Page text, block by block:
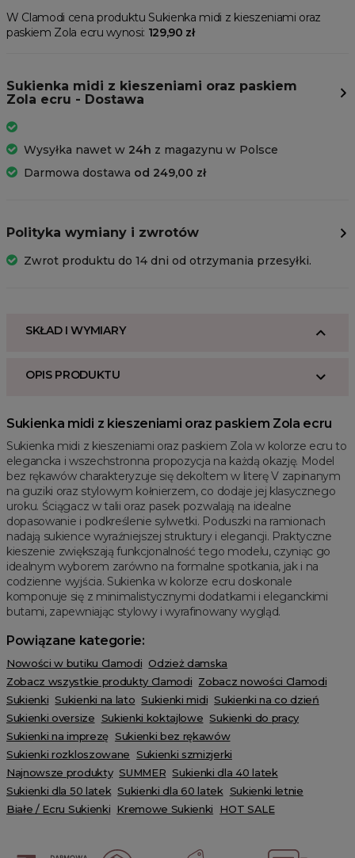
W Clamodi cena produktu Sukienka midi z kieszeniami oraz
paskiem Zola ecru wynosi: 129,90 zł
Sukienka midi z kieszeniami oraz paskiem
Zola ecru - Dostawa
Wysyłka nawet w 24h z magazynu w Polsce
Darmowa dostawa od 249,00 zł
Polityka wymiany i zwrotów
Zwrot produktu do 14 dni od otrzymania przesyłki.
SKŁAD I WYMIARY
OPIS PRODUKTU
Sukienka midi z kieszeniami oraz paskiem Zola ecru
Sukienka midi z kieszeniami oraz paskiem Zola w kolorze ecru to
elegancka i wszechstronna propozycja na każdą okazję. Model
bez rękawów charakteryzuje się dekoltem w literę V zapinanym
na guziki oraz stylowym kołnierzem, co dodaje jej klasycznego
uroku. Ściągacz w talii oraz pasek pozwalają na idealne
dopasowanie i podkreślenie sylwetki. Poduszki na ramionach
nadają sukience wyraźniejszej struktury i elegancji. Praktyczne
kieszenie zwiększają funkcjonalność tego modelu, czyniąc go
idealnym wyborem zarówno na formalne spotkania, jak i na
codzienne wyjścia. Sukienka w kolorze ecru doskonale
komponuje się z minimalistycznymi dodatkami i eleganckimi
butami, zapewniając stylowy i wyrafinowany wygląd.
Powiązane kategorie:
Nowości w butiku Clamodi Odzież damska
Zobacz wszystkie produkty Clamodi Zobacz nowości Clamodi
Sukienki Sukienki na lato Sukienki midi Sukienki na co dzień
Sukienki oversize Sukienki koktajlowe Sukienki do pracy
Sukienki na imprezę Sukienki bez rękawów
Sukienki rozkloszowane Sukienki szmizjerki
Najnowsze produkty SUMMER Sukienki dla 40 latek
Sukienki dla 50 latek Sukienki dla 60 latek Sukienki letnie
Białe / Ecru Sukienki Kremowe Sukienki HOT SALE